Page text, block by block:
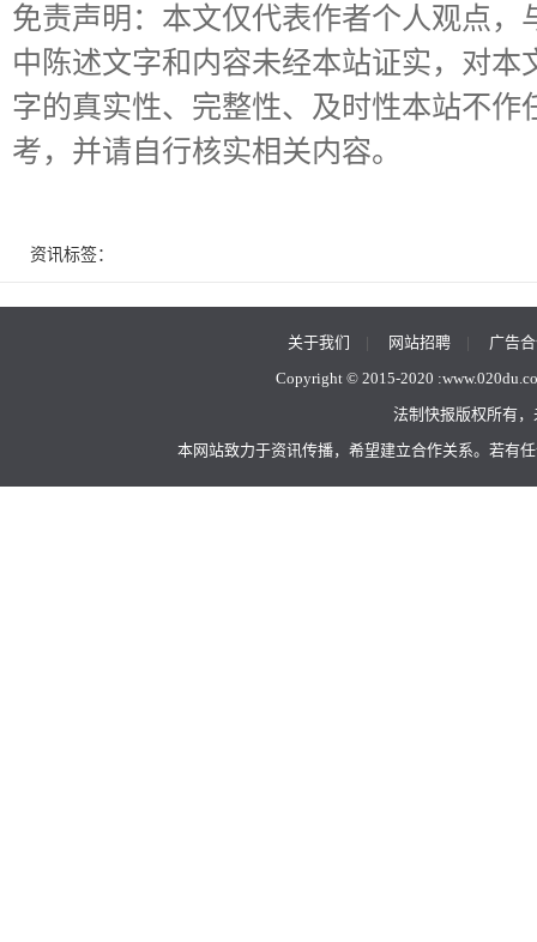
免责声明：本文仅代表作者个人观点
中陈述文字和内容未经本站证实，对
字的真实性、完整性、及时性本站不
考，并请自行核实相关内容。
资讯标签：
关于我们 | 网站招聘| 广告
Copyright © 2015-2020 :
法制快报版权所有
本网站致力于资讯传播，希望建立合作关系。若有